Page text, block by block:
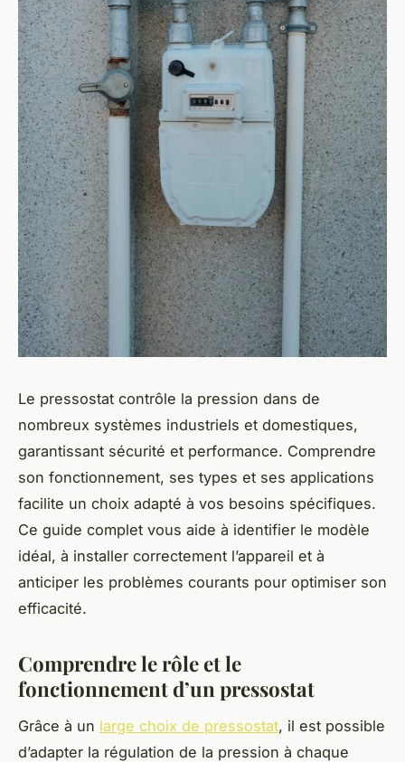
Le pressostat contrôle la pression dans de
nombreux systèmes industriels et domestiques,
garantissant sécurité et performance. Comprendre
son fonctionnement, ses types et ses applications
facilite un choix adapté à vos besoins spécifiques.
Ce guide complet vous aide à identifier le modèle
idéal, à installer correctement l’appareil et à
anticiper les problèmes courants pour optimiser son
efficacité.
Comprendre le rôle et le
fonctionnement d’un pressostat
Grâce à un large choix de pressostat, il est possible
d’adapter la régulation de la pression à chaque